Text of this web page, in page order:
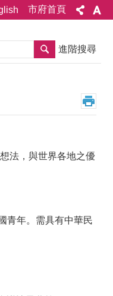
市府首頁
搜尋 進階搜尋
法，與世界各地之優
青年。需具有中華民